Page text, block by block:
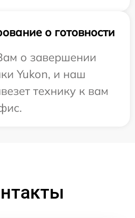
о готовности
о завершении
Yukon, и наш
технику к вам